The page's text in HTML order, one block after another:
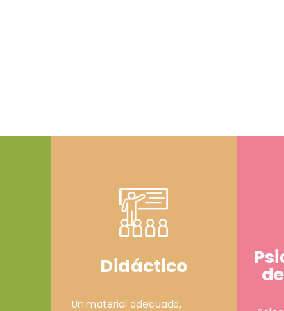
Didáctico
Un material adecuado,